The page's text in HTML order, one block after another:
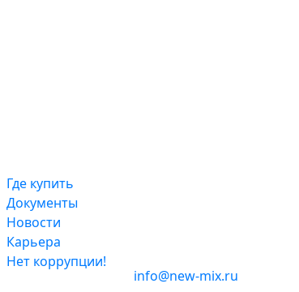
на цементной основе TeploFIX, штукатурка
Где купить
Документы
Новости
Карьера
Нет коррупции!
info@new-mix.ru